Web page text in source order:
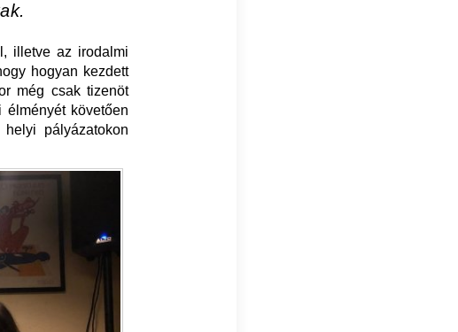
illetve az irodalmi
hogyan kezdett
még csak tizenöt
követően
pályázatokon